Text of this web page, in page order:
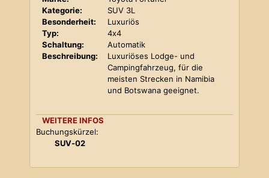
Kategorie:
SUV 3L
Besonderheit:
Luxuriös
Typ:
4x4
Schaltung:
Automatik
Beschreibung:
Luxuriöses Lodge- und
Campingfahrzeug, für die
meisten Strecken in Namibia
und Botswana geeignet.
WEITERE INFOS
Buchungskürzel:
SUV-02